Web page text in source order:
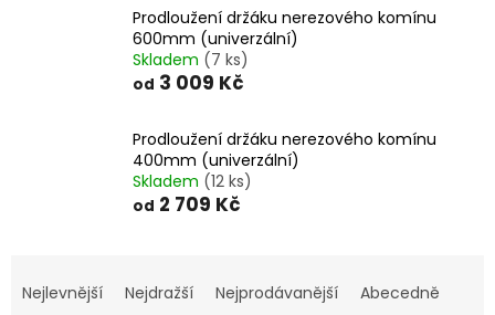
Prodloužení držáku nerezového komínu
600mm (univerzální)
Skladem (7 ks)
od 3 009 Kč
Prodloužení držáku nerezového komínu
400mm (univerzální)
Skladem (12 ks)
od 2 709 Kč
aNejlevnější Nejdražší Nejprodávanější Abecedně